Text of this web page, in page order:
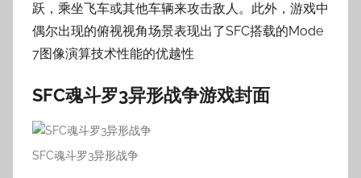
跃，乘坐飞车或其他车辆来攻击敌人。此外，游戏中
偶尔出现的俯视视角场景表现出了SFC搭载的Mode
7图像演算技术性能的优越性
SFC魂斗罗3异形战争游戏封面
SFC魂斗罗3异形战争